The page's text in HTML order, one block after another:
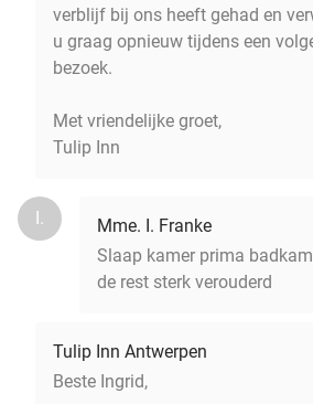
verblijf bij ons heeft gehad en
u graag opnieuw tijdens een
bezoek.
Met vriendelijke groet,
Tulip Inn
I.
Mme. I. Franke
Slaap kamer prima
de rest sterk verouderd
Tulip Inn Antwerpen
Beste Ingrid,